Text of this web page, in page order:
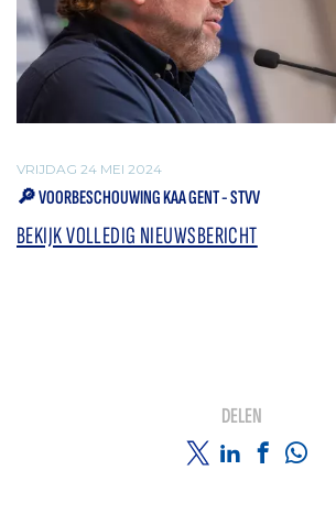
VRIJDAG 24 MEI 2024
🔎 VOORBESCHOUWING KAA GENT - STVV
BEKIJK VOLLEDIG NIEUWSBERICHT
DELEN